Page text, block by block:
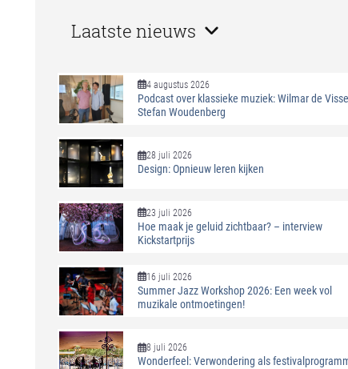
Laatste nieuws
4 augustus 2026
Podcast over klassieke muziek: Wilmar de
Stefan Woudenberg
28 juli 2026
Design: Opnieuw leren kijken
23 juli 2026
Hoe maak je geluid zichtbaar? – interview
Kickstartprijs
16 juli 2026
Summer Jazz Workshop 2026: Een week vol
muzikale ontmoetingen!
8 juli 2026
Wonderfeel: Verwondering als